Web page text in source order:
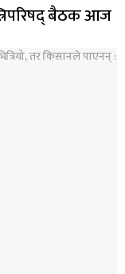
बैठक आज